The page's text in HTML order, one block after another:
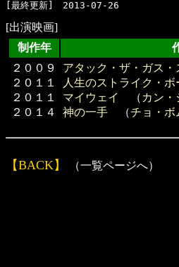
[出演映画]
制作年
２００９
２０１１
２０１１
２０１４
アタック・ザ・ガス・
人生のストライク・ボ
マイウェイ
（ カン・
神の一手 （チョ・ボ
【BACK】 （一覧ページへ）